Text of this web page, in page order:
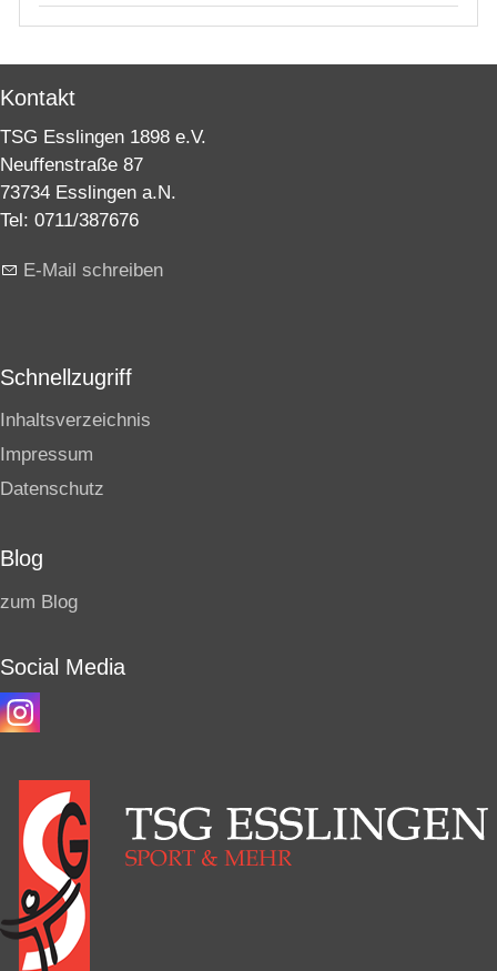
Kontakt
TSG Esslingen 1898 e.V.
Neuffenstraße 87
73734 Esslingen a.N.
Tel: 0711/387676
E-Mail schreiben
Schnellzugriff
Inhaltsverzeichnis
Impressum
Datenschutz
Blog
zum Blog
Social Media